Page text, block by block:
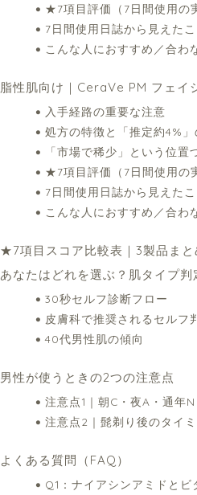
★7項目評価（7日間使用の
7日間使用日誌から見えたこ
こんな人におすすめ／合わ
脂性肌向け｜CeraVe PM フェイ
入手経路の重要な注意
処方の特徴と「推定約4%」
「市場で稀少」という位置
★7項目評価（7日間使用の
7日間使用日誌から見えたこ
こんな人におすすめ／合わ
★7項目スコア比較表｜3製品まと
あなたはどれを選ぶ？肌タイプ判
30秒セルフ診断フロー
皮膚科で推奨されるセルフ
40代男性肌の傾向
男性が使うときの2つの注意点
注意点1｜朝C・夜A・通年
注意点2｜髭剃り後のタイ
よくある質問（FAQ）
Q1：ナイアシンアミドとビ